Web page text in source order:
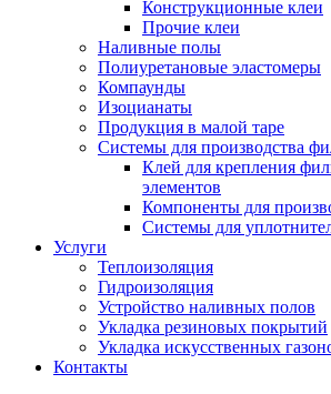
Конструкционные клеи
Прочие клеи
Наливные полы
Полиуретановые эластомеры
Компаунды
Изоцианаты
Продукция в малой таре
Системы для производства
Клей для крепления
элементов
Компоненты для
Системы для
Услуги
Теплоизоляция
Гидроизоляция
Устройство наливных полов
Укладка резиновых покрытий
Укладка искусственных
Контакты